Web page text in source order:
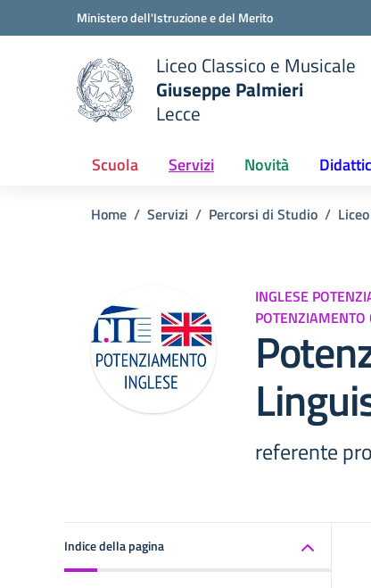
Vai ai contenuti
Vai al menu di navigazioneMinistero dell'Istruzione e del Merito
scuola
Liceo Classico e Musicale
Giuseppe Palmieri
Lecce
Scuola Servizi Novità
Home Servizi Percorsi di Studio
INGLESE
POTENZIAMENTO
referente
Indice della pagina